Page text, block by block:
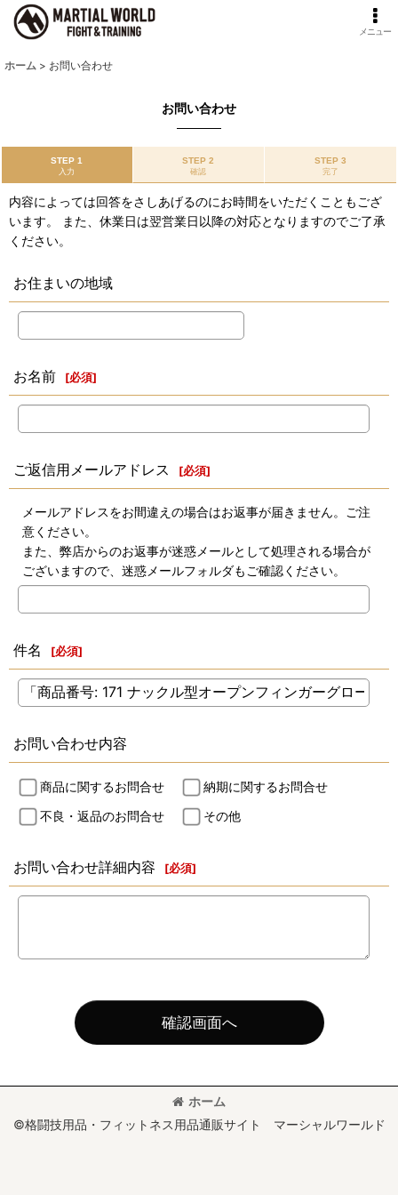
メニュー
ホーム > お問い合わせ
お問い合わせ
STEP 1
入力
STEP 2
確認
STEP 3
完了
内容によっては回答をさしあげるのにお時間をいただくこともござ
います。 また、休業日は翌営業日以降の対応となりますのでご了承
ください。
お住まいの地域
お名前 [必須]
ご返信用メールアドレス [必須]
メールアドレスをお間違えの場合はお返事が届きません。ご注
意ください。
また、弊店からのお返事が迷惑メールとして処理される場合が
ございますので、迷惑メールフォルダもご確認ください。
件名 [必須]
お問い合わせ内容
商品に関するお問合せ
納期に関するお問合せ
不良・返品のお問合せ
その他
お問い合わせ詳細内容 [必須]
確認画面へ
ホーム
©格闘技用品・フィットネス用品通販サイト マーシャルワールド